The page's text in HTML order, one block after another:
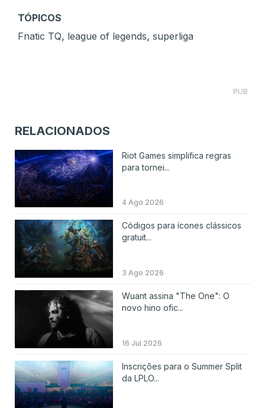
TÓPICOS
Fnatic TQ, league of legends, superliga
PUB
RELACIONADOS
Riot Games simplifica regras
para tornei...
4 Ago 2026
Códigos para ícones clássicos
gratuit...
3 Ago 2026
Wuant assina "The One": O
novo hino ofic...
16 Jul 2026
Inscrições para o Summer Split
da LPLO...